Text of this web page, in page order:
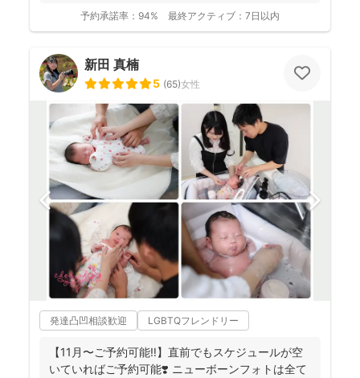
予約承諾率： 94% 最終アクティブ： 7日以内
新田 真楠
5 (65)女性
発達凸凹相談歓迎 LGBTQフレンドリー
【11月〜ご予約可能‼︎】直前でもスケジュールが空
いていればご予約可能❣️ ニューボーンフォトは全て